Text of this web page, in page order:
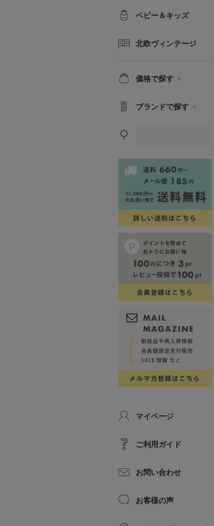
ベビー＆キッズ
北欧ヴィンテージ
価格で探す
ブランドで探す
マイページ
ご利用ガイド
お問い合わせ
お客様の声